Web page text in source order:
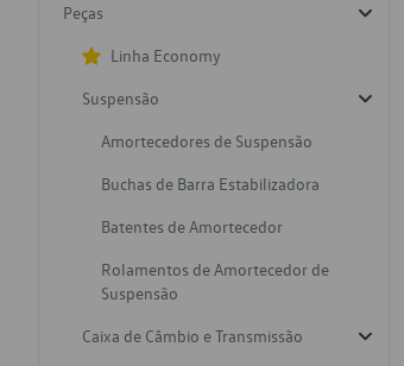
Peças
Linha Economy
Suspensão
Amortecedores de Suspensão
Buchas de Barra Estabilizadora
Batentes de Amortecedor
Rolamentos de Amortecedor de
Suspensão
Caixa de Câmbio e Transmissão